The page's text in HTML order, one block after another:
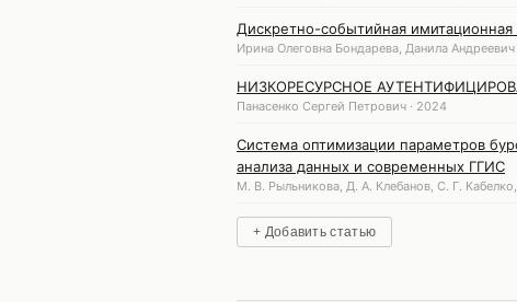
Дискретно-событийная
Ирина Олеговна Бондарева, Данила Андреевич
НИЗКОРЕСУРСНОЕ
Панасенко Сергей Петрович · 2024
Система оптимизации параметров
анализа данных и современных ГГИС
М. В. Рыльникова, Д. А. Клебанов, С. Г.
+ Добавить статью